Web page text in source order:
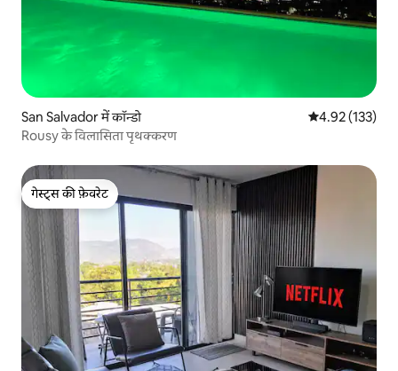
San Salvador में कॉन्डो औसत रेटिंग 5 में से
4.92 (133)
Rousy के विलासिता पृथक्करण
गेस्ट्स की फ़ेवरेट
गेस्ट्स की फ़ेवरेट